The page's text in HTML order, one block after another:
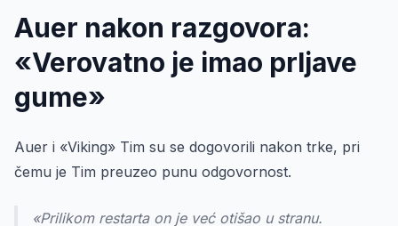
Auer nakon razgovora:
«Verovatno je imao prljave
gume»
Auer i «Viking» Tim su se dogovorili nakon trke, pri
čemu je Tim preuzeo punu odgovornost.
«Prilikom restarta on je već otišao u stranu.